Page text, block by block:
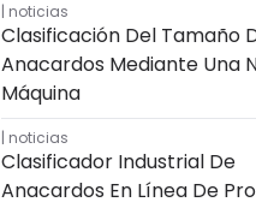
noticias
Clasificación Del Tamaño
Anacardos Mediante Una
Máquina
noticias
Clasificador Industrial De
Anacardos En Línea De